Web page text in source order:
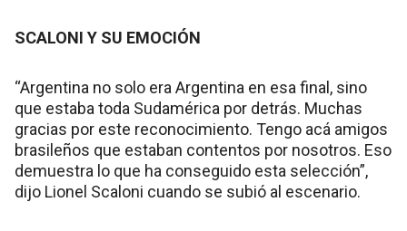
SCALONI Y SU EMOCIÓN
“Argentina no solo era Argentina en esa final, sino
que estaba toda Sudamérica por detrás. Muchas
gracias por este reconocimiento. Tengo acá amigos
brasileños que estaban contentos por nosotros. Eso
demuestra lo que ha conseguido esta selección”,
dijo Lionel Scaloni cuando se subió al escenario.